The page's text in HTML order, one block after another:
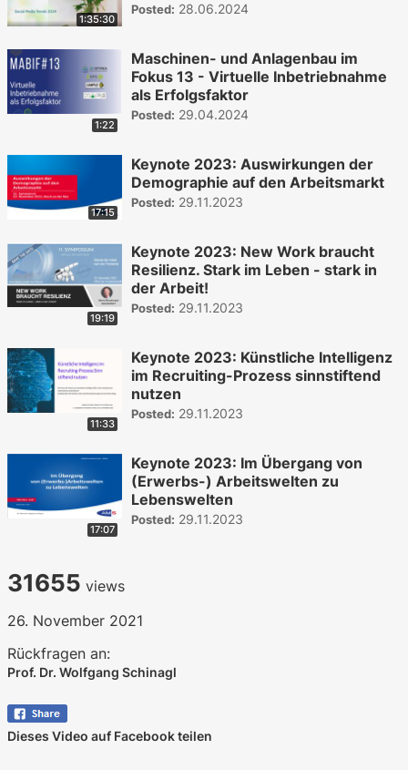
1:35:30
Posted: 28.06.2024
1:22
Maschinen- und Anlagenbau im
Fokus 13 - Virtuelle Inbetriebnahme
als Erfolgsfaktor
Posted: 29.04.2024
17:15
Keynote 2023: Auswirkungen der
Demographie auf den Arbeitsmarkt
Posted: 29.11.2023
19:19
Keynote 2023: New Work braucht
Resilienz. Stark im Leben - stark in
der Arbeit!
Posted: 29.11.2023
11:33
Keynote 2023: Künstliche Intelligenz
im Recruiting-Prozess sinnstiftend
nutzen
Posted: 29.11.2023
17:07
Keynote 2023: Im Übergang von
(Erwerbs-) Arbeitswelten zu
Lebenswelten
Posted: 29.11.2023
31655 views
26. November 2021
Rückfragen an:
Prof. Dr. Wolfgang Schinagl
Dieses Video auf Facebook teilen